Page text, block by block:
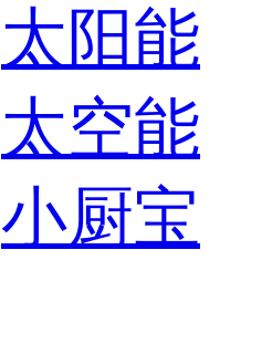
太阳能
太空能
小厨宝